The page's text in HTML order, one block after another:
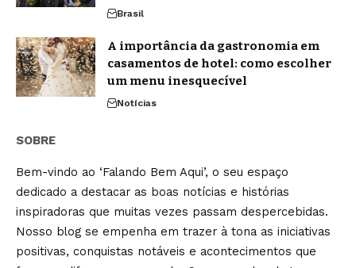
Brasil
A importância da gastronomia em
casamentos de hotel: como escolher
um menu inesquecível
Notícias
SOBRE
Bem-vindo ao ‘Falando Bem Aqui’, o seu espaço
dedicado a destacar as boas notícias e histórias
inspiradoras que muitas vezes passam despercebidas.
Nosso blog se empenha em trazer à tona as iniciativas
positivas, conquistas notáveis e acontecimentos que